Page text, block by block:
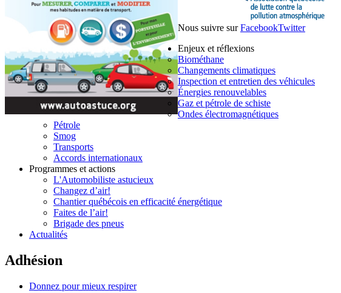
Nous suivre surFacebookTwitter
Enjeux et réflexions
Biométhane
Changements climatiques
Inspection et entretien des véhicules
Énergies renouvelables
Gaz et pétrole de schiste
Ondes électromagnétiques
Pétrole
Smog
Transports
Accords internationaux
Programmes et actions
L'Automobiliste astucieux
Changez d’air!
Chantier québécois en efficacité énergétique
Faites de l’air!
Brigade des pneus
Actualités
Adhésion
Donnez pour mieux respirer